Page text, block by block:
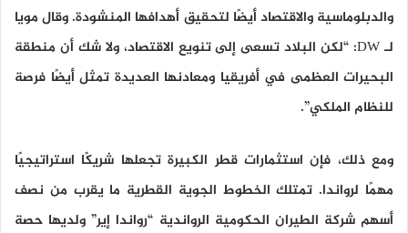
والدبلوماسية والاقتصاد أيضًا لتحقيق أهدافها المنشودة. وقال مويا
لـ DW: “لكن البلاد تسعى إلى تنويع الاقتصاد، ولا شك أن منطقة
البحيرات العظمى في أفريقيا ومعادنها العديدة تمثل أيضًا فرصة
للنظام الملكي”.
ومع ذلك، فإن استثمارات قطر الكبيرة تجعلها شريكًا استراتيجيًا
مهمًا لرواندا. تمتلك الخطوط الجوية القطرية ما يقرب من نصف
أسهم شركة الطيران الحكومية الرواندية “رواندا إير” ولديها حصة